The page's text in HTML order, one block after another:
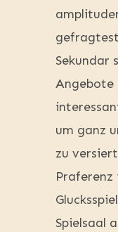
Sekundar
Angebote
um ganz
zu
Praferenz
Spielsaal